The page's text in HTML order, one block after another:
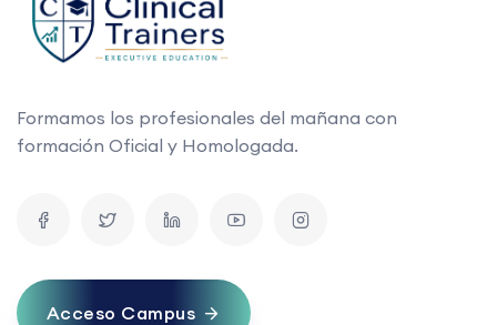
Formamos los profesionales del mañana con
formación Oficial y Homologada.
Acceso Campus